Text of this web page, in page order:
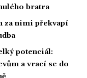
bratra
za nimi překvapí
potenciál:
a vrací se do